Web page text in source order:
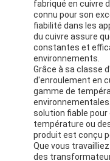
fabriqué en cuivre
connu pour son
fiabilité dans les
du cuivre assure
constantes et
environnements.
Grâce à sa classe
d'enroulement en
gamme de
solution fiable
température ou
produit est conçu
Que vous
des